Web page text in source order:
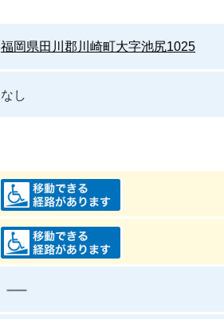
福岡県田川郡川崎町大字池尻1025
なし